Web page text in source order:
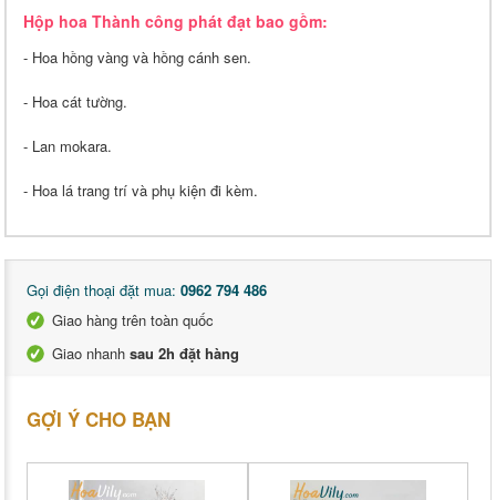
Hộp hoa Thành công phát đạt bao gồm:
- Hoa hồng vàng và hồng cánh sen.
- Hoa cát tường.
- Lan mokara.
- Hoa lá trang trí và phụ kiện đi kèm.
Gọi điện thoại đặt mua: 0962 794 486
Giao hàng trên toàn quốc
Giao nhanh sau 2h đặt hàng
GỢI Ý CHO BẠN